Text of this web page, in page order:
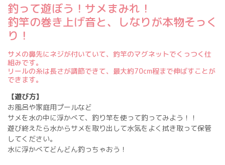
釣って遊ぼう！サメまみれ！
釣竿の巻き上げ音と、しなりが本物そっく
り！
サメの鼻先にネジが付いていて、釣竿のマグネットでくっつく仕
組みです。
リールの糸は長さが調節できて、最大約70cm程まで伸ばすことが
できます。
【遊び方】
お風呂や家庭用プールなど
サメを水の中に浮かべて、釣り竿を使って釣ってみよう！！
遊び終えたら水からサメを取り出して水気をよく拭き取って保管
してください。
水に浮かべてどんどん釣っちゃおう！